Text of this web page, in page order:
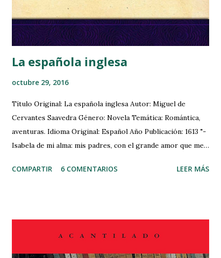
viejos con menos molestias. Los ácaros del polvo
proliferan con la humedad y las temperaturas cálidas. Su
hábitat ideal se encuentra bajo parám...
La española inglesa
octubre 29, 2016
Título Original: La española inglesa Autor: Miguel de
Cervantes Saavedra Género: Novela Temática: Romántica,
aventuras. Idioma Original: Español Año Publicación: 1613 "-
Isabela de mi alma: mis padres, con el grande amor que me
han traído a casa una doncella escocesa con quien ellos
el cumplimiento del sensual apetito: que, puesto que tu
COMPARTIR 6 COMENTARIOS LEER MÁS